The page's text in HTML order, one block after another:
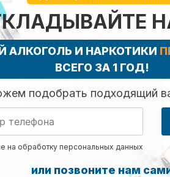
АЛКОГОЛЬ И НАРКОТИКИ
ВСЕГО ЗА 1 ГОД!
подобрать подходящий
на обработку персональных данных
или позвоните нам